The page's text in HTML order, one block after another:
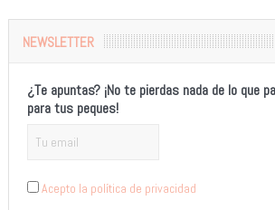
NEWSLETTER
¿Te apuntas? ¡No te pierdas nada de lo que
para tus peques!
Acepto la política de privacidad